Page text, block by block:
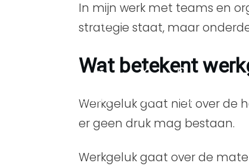
Post0
Share0 Post0 Pin0
In mijn werk met teams en
strategie staat, maar
Wat betekent
Werkgeluk gaat niet over de
er geen druk mag bestaan.
Werkgeluk gaat over de